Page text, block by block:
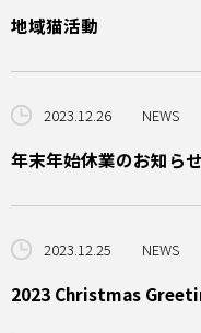
地域猫活動
2023.12.26 NEWS
年末年始休業のお知らせ
2023.12.25 NEWS
2023 Christmas